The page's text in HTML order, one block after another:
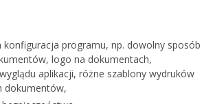
konfiguracja programu, np. dowolny sposób
logo na dokumentach,
aplikacji, różne szablony wydruków
dokumentów,